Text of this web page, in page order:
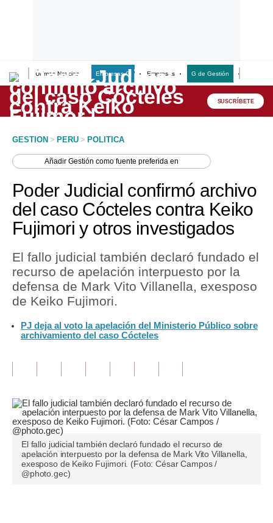
Últimas Noticias Empresas G Empresas G de Gestión
Lo último
Peru Quiosco
Economía
Mercados
Política
Tu Dinero
Finanzas Personales
Editorial
Pregunta de hoy
Blogs
SUSCRÍBETE
GESTION > PERU > POLITICA
AñadirGestión como fuente preferida en
Poder Judicial confirmó archivo
del caso Cócteles contra Keiko
Fujimori y otros investigados
El fallo judicial también declaró fundado el
recurso de apelación interpuesto por la
defensa de Mark Vito Villanella, exesposo
de Keiko Fujimori.
PJ deja al voto la apelación del Ministerio Público sobre
archivamiento del caso Cócteles
El fallo judicial también declaró fundado el recurso de
apelación interpuesto por la defensa de Mark Vito Villanella,
exesposo de Keiko Fujimori. (Foto: César Campos /
@photo.gec)